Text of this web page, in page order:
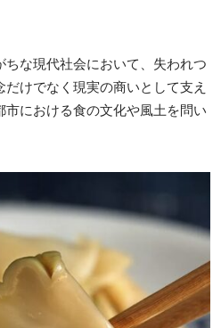
な現代社会において、失われつ
けでなく現実の商いとして支え
における食の文化や風土を問い